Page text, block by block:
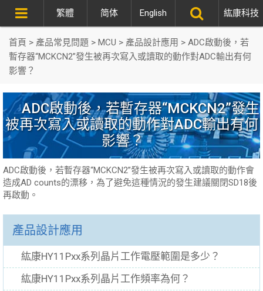
首頁 > 產品常見問題 > MCU > 產品設計應用 > ADC啟動後，若
暫存器“MCKCN2”發生被再次寫入或讀取的動作對ADC輸出有何
影響？
ADC啟動後，若暫存器“MCKCN2”發生
被再次寫入或讀取的動作對ADC輸出有何
影響？
ADC啟動後，若暫存器“MCKCN2”發生被再次寫入或讀取的動作會
造成AD counts的漂移，為了避免這種情況的發生建議關閉SD18後
再啟動。
產品設計應用
紘康HY11Pxx系列晶片工作電壓範圍是多少？
紘康HY11Pxx系列晶片工作頻率為何？
繁體 简体 English 紘康科技